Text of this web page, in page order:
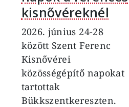
kisnővéreknél
2026. június 24-28
között Szent Ferenc
Kisnővérei
közösségépítő napokat
tartottak
Bükkszentkereszten.